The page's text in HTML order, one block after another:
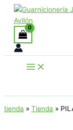
contenido
tienda » Tienda »